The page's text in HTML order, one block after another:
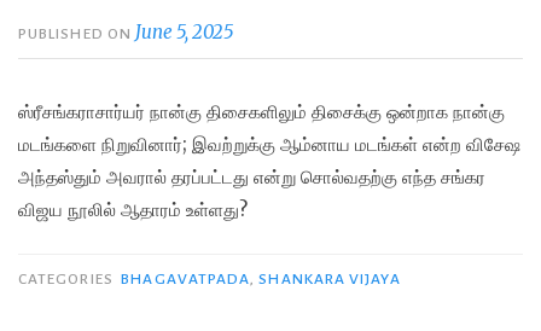
PUBLISHED ON June 5, 2025
ஸ்ரீசங்கராசார்யர் நான்கு திசைகளிலும் திசைக்கு ஒன்றாக நான்கு
மடங்களை நிறுவினார்; இவற்றுக்கு ஆம்னாய மடங்கள் என்ற விசேஷ
அந்தஸ்தும் அவரால் தரப்பட்டது என்று சொல்வதற்கு எந்த சங்கர
விஜய நூலில் ஆதாரம் உள்ளது?
CATEGORIES BHAGAVATPADA,SHANKARA VIJAYA